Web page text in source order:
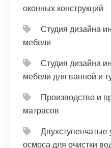
оконных конструкций
Студия дизайна
мебели
Студия дизайна
мебели для ванной и
Производство и
матрасов
Двухступенчатые
осмоса для очистки